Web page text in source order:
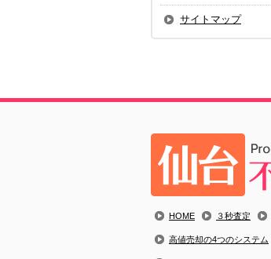
サイトマップ
HOME ３秒査定
高値売却の4つのシステム